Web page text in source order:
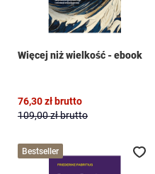
Więcej niż wielkość - ebook
76,30 zł brutto
109,00 złbrutto
Bestseller